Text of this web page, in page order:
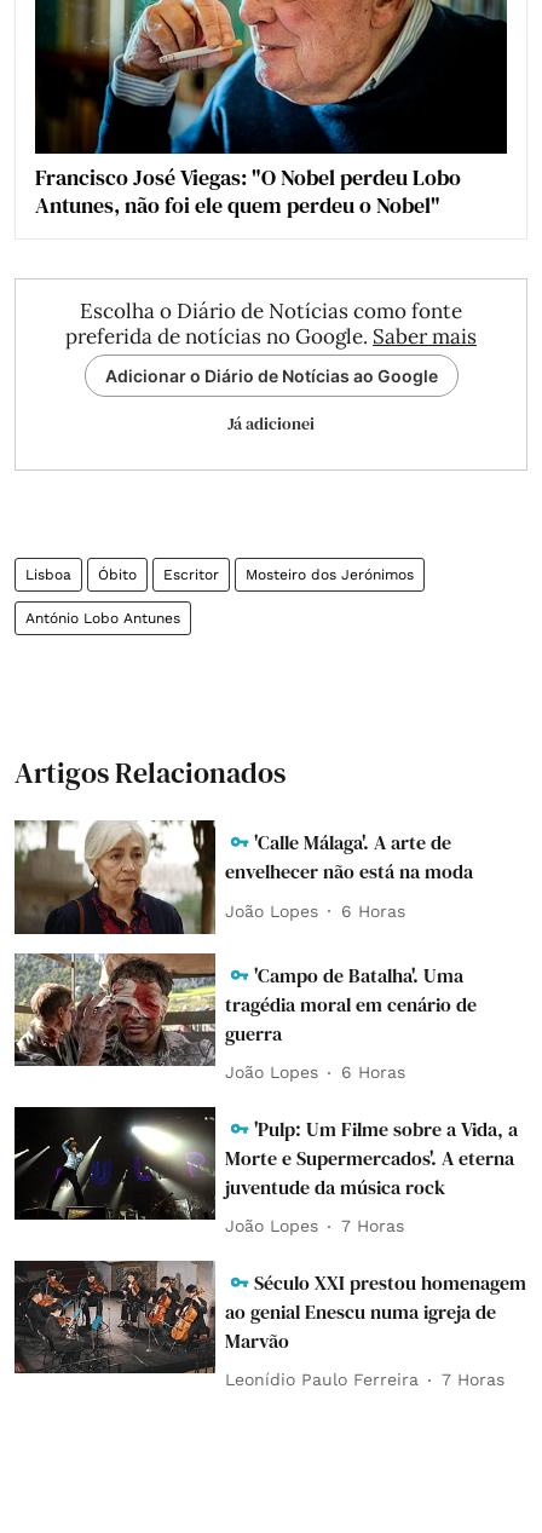
Francisco José Viegas: "O Nobel perdeu Lobo
Antunes, não foi ele quem perdeu o Nobel"
Escolha o Diário de Notícias como fonte
preferida de notícias no Google. Saber mais
Adicionar o Diário de Notícias ao Google
Já adicionei
Lisboa Óbito Escritor Mosteiro dos Jerónimos
António Lobo Antunes
Artigos Relacionados
'Calle Málaga'. A arte de
envelhecer não está na moda
João Lopes 6 Horas
'Campo de Batalha'. Uma
tragédia moral em cenário de
guerra
João Lopes 6 Horas
'Pulp: Um Filme sobre a Vida, a
Morte e Supermercados'. A eterna
juventude da música rock
João Lopes 7 Horas
Século XXI prestou homenagem
ao genial Enescu numa igreja de
Marvão
Leonídio Paulo Ferreira 7 Horas